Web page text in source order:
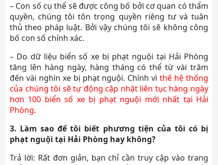
– Con số cụ thể sẽ được công bố bởi cơ quan có thẩm
quyền, chúng tôi tôn trọng quyền riêng tư và tuân
thủ theo pháp luật. Bởi vậy chúng tôi sẽ không công
bố con số chính xác.
– Do dữ liệu biển số xe bị phạt nguội tại Hải Phòng
tăng lên hàng ngày, hàng tháng có thể từ vài trăm
đến vài nghìn xe bị phạt nguội. Chính vìthế hệ thống
của chúng tôi sẽ tự động cập nhật liên tục hàng ngày
hơn 100 biển số xe bị phạt nguội mới nhất tại Hải
Phòng.
3. Làm sao để tôi biết phương tiện của tôi có bị
phạt nguội tại Hải Phòng hay không?
Trả lời: Rất đơn giản, bạn chỉ cần truy cập vào trang